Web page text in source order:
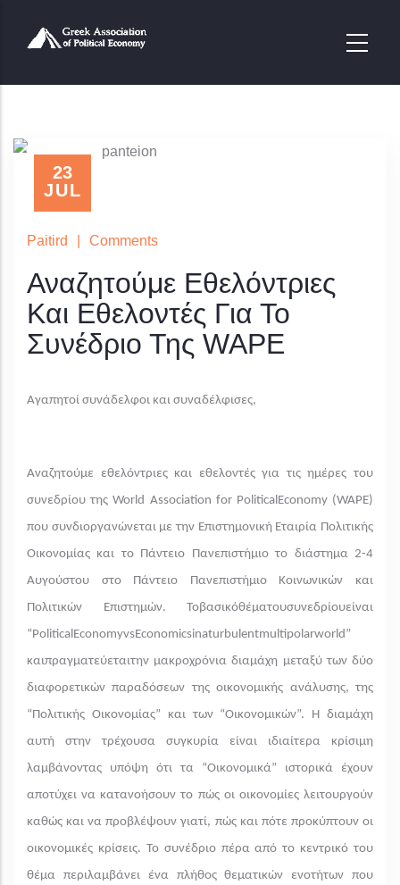
23
JUL
Paitird Comments
Αναζητούμε Εθελόντριες
Και Εθελοντές Για Το
Συνέδριο Της WAPE
Αγαπητοί συνάδελφοι και συναδέλφισες,
Αναζητούμε εθελόντριες και εθελοντές για τις ημέρες του
συνεδρίου της World Association for PoliticalEconomy (WAPE)
που συνδιοργανώνεται με την Επιστημονική Εταιρία Πολιτικής
Οικονομίας και το Πάντειο Πανεπιστήμιο το διάστημα 2-4
Αυγούστου στο Πάντειο Πανεπιστήμιο Κοινωνικών και
Πολιτικών Επιστημών. Τοβασικόθέματουσυνεδρίουείναι
“PoliticalEconomyvsEconomicsinaturbulentmultipolarworld”
καιπραγματεύεταιτην μακροχρόνια διαμάχη μεταξύ των δύο
διαφορετικών παραδόσεων της οικονομικής ανάλυσης, της
“Πολιτικής Οικονομίας” και των “Οικονομικών”. Η διαμάχη
αυτή στην τρέχουσα συγκυρία είναι ιδιαίτερα κρίσιμη
λαμβάνοντας υπόψη ότι τα “Οικονομικά” ιστορικά έχουν
αποτύχει να κατανοήσουν το πώς οι οικονομίες λειτουργούν
καθώς και να προβλέψουν γιατί, πώς και πότε προκύπτουν οι
οικονομικές κρίσεις. Το συνέδριο πέρα από το κεντρικό του
θέμα περιλαμβάνει ένα πλήθος θεματικών ενοτήτων που